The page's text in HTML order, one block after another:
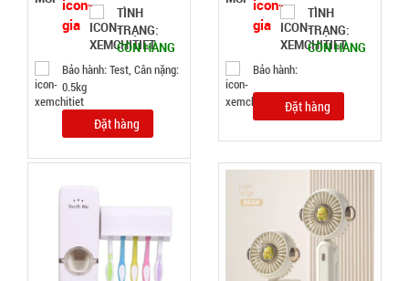
Đặt
TÌNH
TRẠNG:
CÒN HÀNG
Bảo hành: Test, Cân nặng:
0.5kg
Đặt hàng
TÌNH
TRẠNG:
CÒN HÀNG
Bảo hành:
Đặt hàng